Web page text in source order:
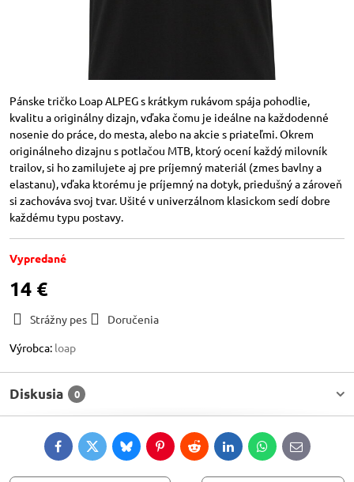
Pánske tričko Loap ALPEG s krátkym rukávom spája pohodlie,
kvalitu a originálny dizajn, vďaka čomu je ideálne na každodenné
nosenie do práce, do mesta, alebo na akcie s priateľmi. Okrem
originálneho dizajnu s potlačou MTB, ktorý ocení každý milovník
trailov, si ho zamilujete aj pre príjemný materiál (zmes bavlny a
elastanu), vďaka ktorému je príjemný na dotyk, priedušný a zároveň
si zachováva svoj tvar. Ušité v univerzálnom klasickom sedí dobre
každému typu postavy.
Vypredané
14 €
Strážny pes
Doručenia
Výrobca: loap
Diskusia 0
FacebookTwitterBlueskyPinterestRedditLinkedInWhatsApp
E-
mail